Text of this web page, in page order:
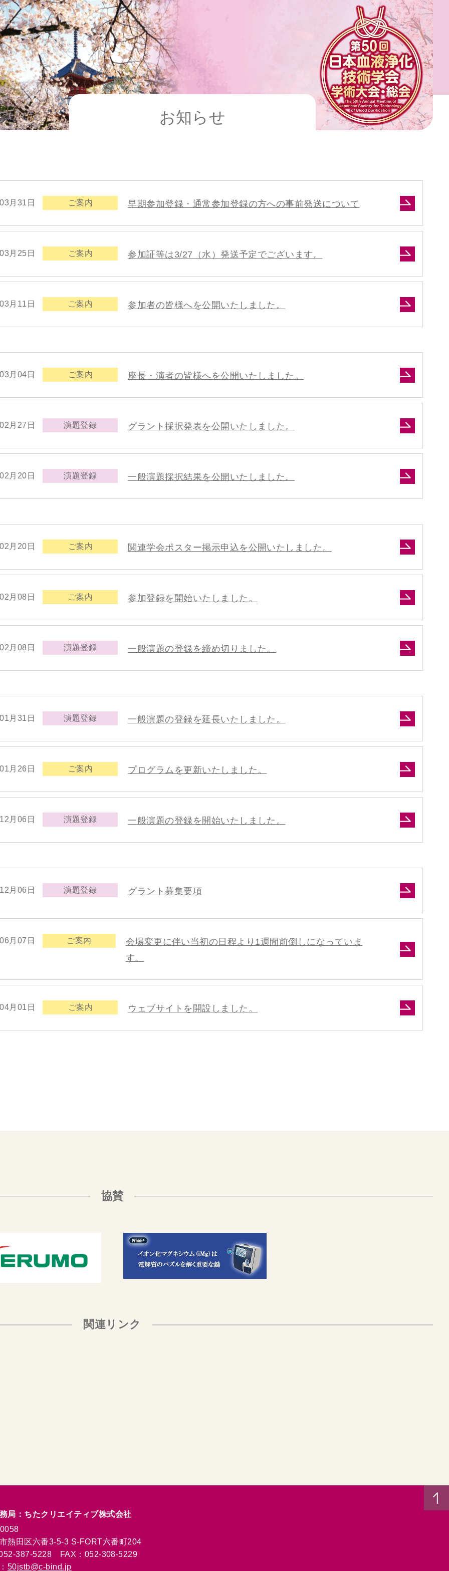
お知らせ
月31日 ご案内 早期参加登録・通常参加登録の方への事前発送について
月25日 ご案内 参加証等は3/27（水）発送予定でございます。
月11日 ご案内 参加者の皆様へを公開いたしました。
月04日 ご案内 座長・演者の皆様へを公開いたしました。
月27日 演題登録 グラント採択発表を公開いたしました。
月20日 演題登録 一般演題採択結果を公開いたしました。
月20日 ご案内 関連学会ポスター掲示申込を公開いたしました。
月08日 ご案内 参加登録を開始いたしました。
月08日 演題登録 一般演題の登録を締め切りました。
月31日 演題登録 一般演題の登録を延長いたしました。
月26日 ご案内 プログラムを更新いたしました。
月06日 演題登録 一般演題の登録を開始いたしました。
月06日 演題登録 グラント募集要項
月07日 ご案内
会場変更に伴い当初の日程より1週間前倒しになっていま
す。
月01日 ご案内 ウェブサイトを開設しました。
協賛
関連リンク
局：ちたクリエイティブ株式会社
熱田区六番3-5-3 S-FORT六番町204
387-5228 FAX：052-308-5229
50jstb@c-bind.jp